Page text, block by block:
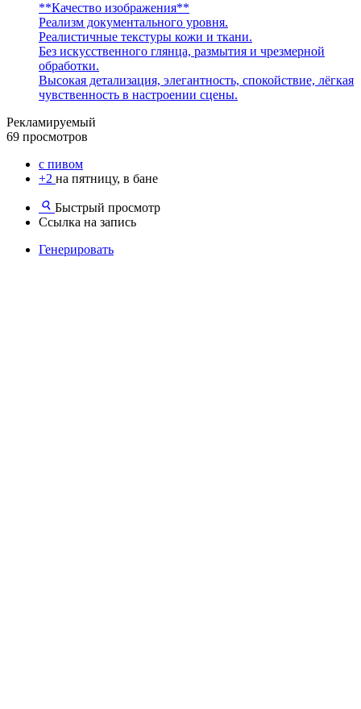
**Качество изображения**
Реализм документального уровня.
Реалистичные текстуры кожи и ткани.
Без искусственного глянца, размытия и чрезмерной
обработки.
Высокая детализация, элегантность, спокойствие, лёгкая
чувственность в настроении сцены.
Рекламируемый
69 просмотров
с пивом
+2 на пятницу, в бане
Быстрый просмотр
Ссылка на запись
Генерировать